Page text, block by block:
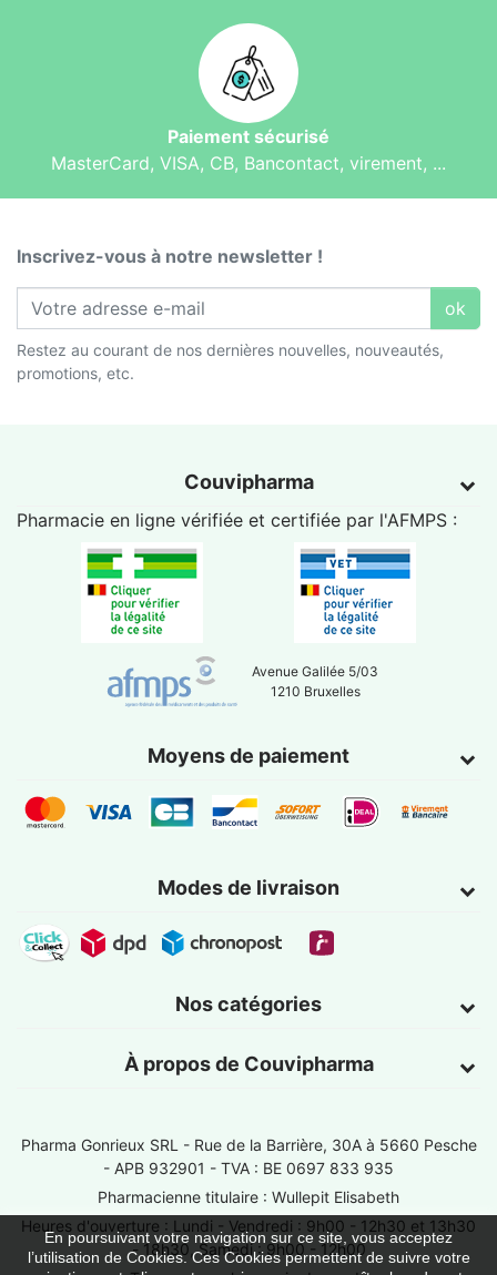
Paiement sécurisé
MasterCard, VISA, CB, Bancontact, virement, ...
Inscrivez-vous à notre newsletter !
ok
Restez au courant de nos dernières nouvelles, nouveautés,
promotions, etc.
Couvipharma
Pharmacie en ligne vérifiée et certifiée par l'AFMPS :
Avenue Galilée 5/03
1210 Bruxelles
Moyens de paiement
Modes de livraison
Nos catégories
À propos de Couvipharma
En poursuivant votre navigation sur ce site, vous acceptez
l’utilisation de Cookies. Ces Cookies permettent de suivre votre
Pharma Gonrieux SRL - Rue de la Barrière, 30A à 5660 Pesche
- APB 932901 - TVA : BE 0697 833 935
Pharmacienne titulaire : Wullepit Elisabeth
Heures d'ouverture : Lundi - Vendredi : 9h00 - 12h30 et 13h30
- 18h30, Samedi : 9h00 - 12h00